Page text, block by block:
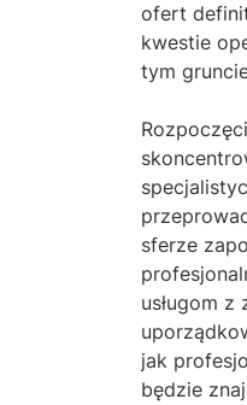
ofert
kwestie
tym
sferze
usługom
jak
będzie